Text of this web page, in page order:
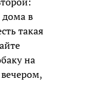
дома в
такая
на